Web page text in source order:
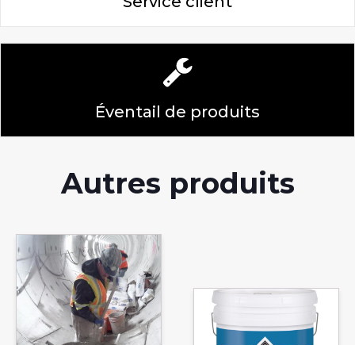
Éventail de produits
Autres produits